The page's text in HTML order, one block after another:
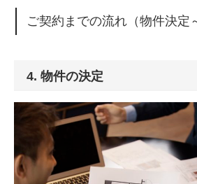
ご契約までの流れ（物件決定
4. 物件の決定